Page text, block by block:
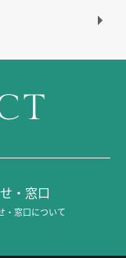
・窓口
・窓口について